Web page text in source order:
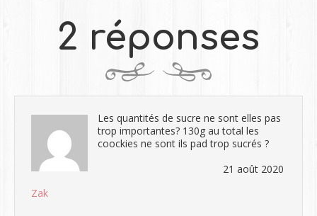
2 réponses
Zak
Les quantités de sucre ne sont elles pas
trop importantes? 130g au total les
coockies ne sont ils pad trop sucrés ?
21 août 2020